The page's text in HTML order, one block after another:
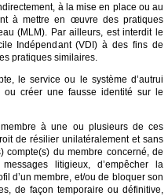
à la mise en place ou au
à mettre en œuvre des pratiques
(MLM). Par ailleurs, est interdit le
Indépendant (VDI) à des fins de
pratiques similaires.
le service ou le système d’autrui
ou créer une fausse identité sur le
à une ou plusieurs de ces
de résilier unilatéralement et sans
compte(s) du membre concerné, de
litigieux, d’empêcher la
d’un membre, et/ou de bloquer son
de façon temporaire ou définitive,